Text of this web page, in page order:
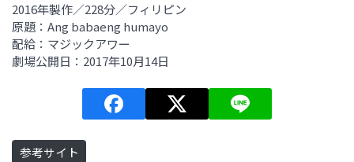
2016年製作／228分／フィリピン
原題：Ang babaeng humayo
配給：マジックアワー
劇場公開日：2017年10月14日
参考サイト